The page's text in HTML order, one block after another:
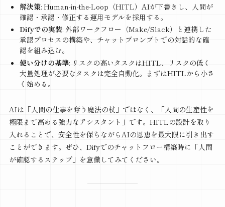
解決策: Human-in-the-Loop（HITL）AIが下書きし、人間が
確認・承認・修正する運用モデルを採用する。
Difyでの実装: 外部ワークフロー（Make/Slack）と連携した
承認プロセスの構築や、チャットプロンプトでの対話的な確
認を組み込む。
使い分けの基準: リスクの高いタスクはHITL、リスクの低く
大量処理が必要なタスクは完全自動化。まずはHITLから小さ
く始める。
AIは「人間の仕事を奪う魔法の杖」ではなく、「人間の生産性を
極限まで高める強力なアシスタント」です。HITLの設計を取り
入れることで、安全性を保ちながらAIの恩恵を最大限に引き出す
ことができます。ぜひ、Difyでのチャットフロー構築時に「人間
が確認するステップ」を意識してみてください。